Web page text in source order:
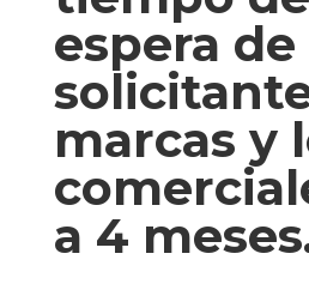
espera de
marcas y
a 4